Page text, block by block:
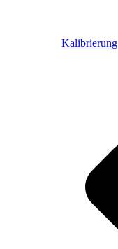
Kalibrierung